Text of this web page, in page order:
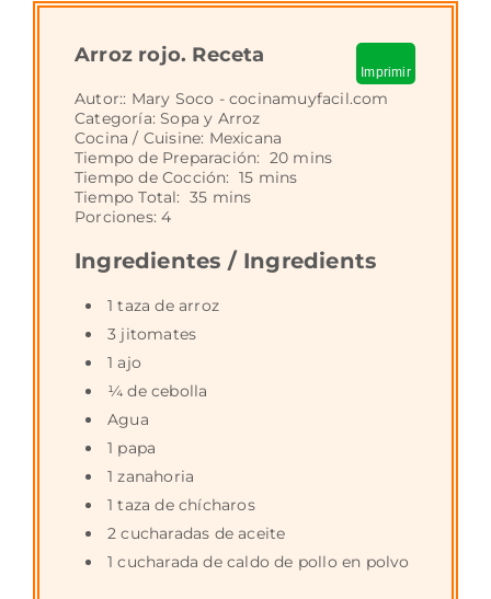
Imprimir
Arroz rojo. Receta
Autor:: Mary Soco - cocinamuyfacil.com
Categoría:Sopa y Arroz
Cocina / Cuisine: Mexicana
Tiempo de Preparación: 20 mins
Tiempo de Cocción: 15 mins
Tiempo Total: 35 mins
Porciones:4
Ingredientes / Ingredients
1 taza de arroz
3 jitomates
1 ajo
¼ de cebolla
Agua
1 papa
1 zanahoria
1 taza de chícharos
2 cucharadas de aceite
1 cucharada de caldo de pollo en polvo